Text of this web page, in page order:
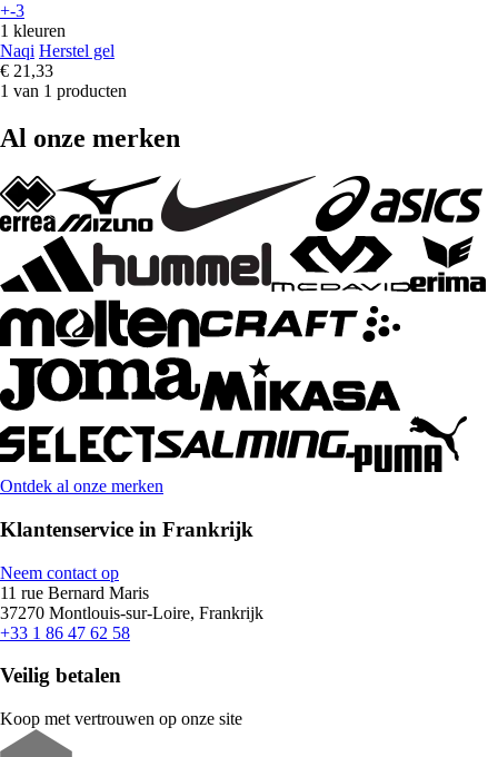
+-3
1 kleuren
Naqi Herstel gel
€ 21,33
1 van 1 producten
Al onze merken
Ontdek al onze merken
Klantenservice in Frankrijk
Neem contact op
11 rue Bernard Maris
37270 Montlouis-sur-Loire, Frankrijk
+33 1 86 47 62 58
Veilig betalen
Koop met vertrouwen op onze site